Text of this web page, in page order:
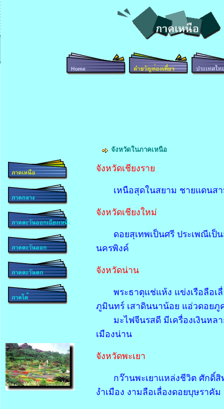
จังหวัดในภาคเหนือ
จังหวัดเชียงราย
เหนือสุดในสยาม ชายแดน
จังหวัดเชียงใหม่
ดอยสุเทพเป็นศรี ประเพณีเ
นครพิงค์
จังหวัดน่าน
พระธาตุแช่แห้ง แข่งเรือลือเ
ภูมินทร์ เสาดินนาน้อย แอ่วดอยภู
มะไฟจีนรสดี มีเครื่องเงินหลา
เมืองน่าน
จังหวัดพะเยา
กว๊านพะเยาแหล่งชีวิต ศักดิ์
งำเมือง งามลือเลื่องดอยบุษราคัม